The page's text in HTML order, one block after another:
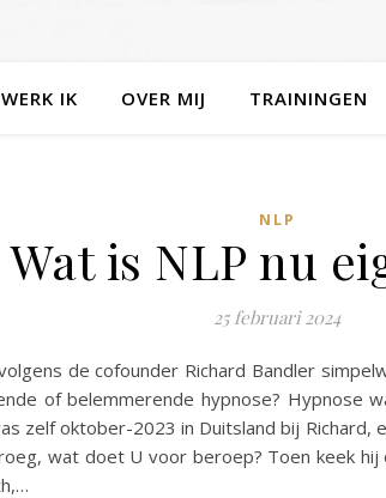
IK OVER MIJ TRAININGEN
NLP
Wat is NLP nu
25 februari 2024
de cofounder Richard Bandler
of belemmerende hypnose? Hypnose
zelf oktober-2023 in Duitsland bij
wat doet U voor beroep? Toen keek